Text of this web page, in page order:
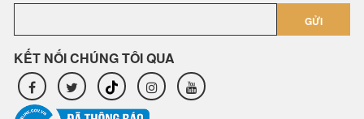
GỬI
KẾT NỐI CHÚNG TÔI QUA